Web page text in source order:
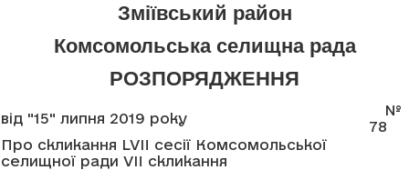
Зміївський район
Комсомольська селищна рада
РОЗПОРЯДЖЕННЯ
від "15" липня 2019 року
№
78
Про скликання LVII сесії Комсомольської
селищної ради VII скликання